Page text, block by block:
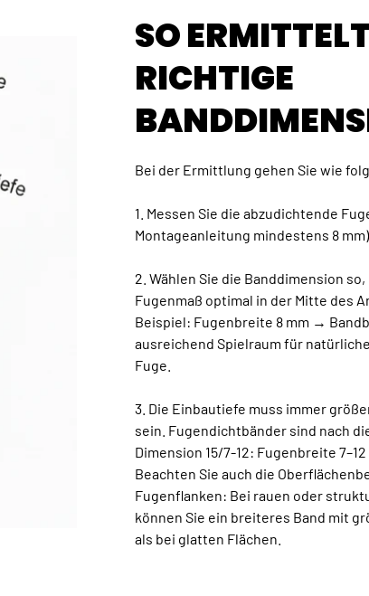
SO
RICHTIGE
Bei der Ermittlung gehen Sie wie
1. Messen Sie die abzudichtende
Montageanleitung mindestens 8 mm).
2. Wählen Sie die Banddimension
Fugenmaß optimal in der Mitte des
Beispiel: Fugenbreite 8 mm →
ausreichend Spielraum für
Fuge.
3. Die Einbautiefe muss immer
sein. Fugendichtbänder sind nach
Dimension 15/7-12: Fugenbreite
Beachten Sie auch die
Fugenflanken: Bei rauen oder
können Sie ein breiteres Band mit
als bei glatten Flächen.